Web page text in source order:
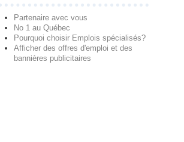
Partenaire avec vous
No 1 au Québec
Pourquoi choisir Emplois spécialisés?
Afficher des offres d'emploi et des
bannières publicitaires